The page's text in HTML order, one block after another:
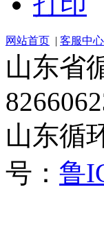
网站首页 | 客服中心
山东省
山东循
号： 鲁